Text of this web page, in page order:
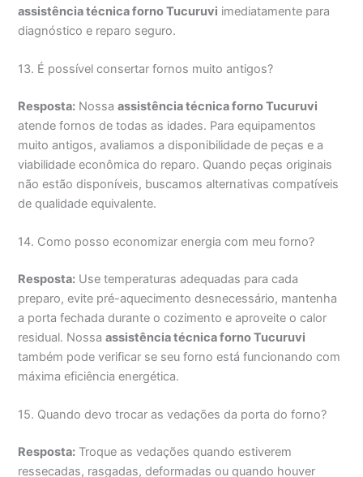
assistência técnica forno Tucuruvi imediatamente para
diagnóstico e reparo seguro.
13. É possível consertar fornos muito antigos?
Resposta: Nossaassistência técnica forno Tucuruvi
atende fornos de todas as idades. Para equipamentos
muito antigos, avaliamos a disponibilidade de peças e a
viabilidade econômica do reparo. Quando peças originais
não estão disponíveis, buscamos alternativas compatíveis
de qualidade equivalente.
14. Como posso economizar energia com meu forno?
Resposta: Use temperaturas adequadas para cada
preparo, evite pré-aquecimento desnecessário, mantenha
a porta fechada durante o cozimento e aproveite o calor
residual. Nossaassistência técnica forno Tucuruvi
também pode verificar se seu forno está funcionando com
máxima eficiência energética.
15. Quando devo trocar as vedações da porta do forno?
Resposta: Troque as vedações quando estiverem
ressecadas, rasgadas, deformadas ou quando houver